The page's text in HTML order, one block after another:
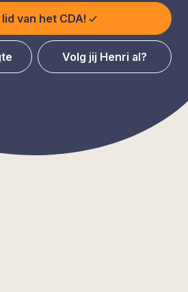
van het CDA!
Volg jij Henri al?